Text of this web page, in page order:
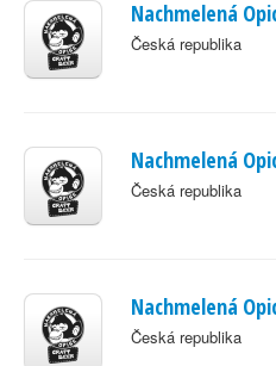
Nachmelená
Česká republika
Nachmelená
Česká republika
Nachmelená
Česká republika